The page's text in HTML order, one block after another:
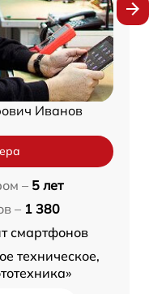
Иванов
– 5 лет
– 1 380
смартфонов
техническое,